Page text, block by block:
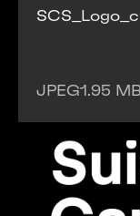
JPEG1.95 MB